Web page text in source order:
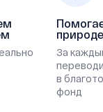
природе
За
в
фонд